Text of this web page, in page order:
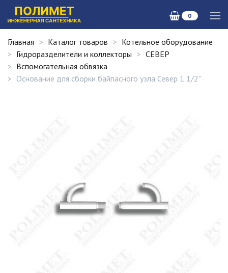
0
Главная Каталог товаров
Котельное оборудование
Гидроразделители и коллекторы
СЕВЕР
Вспомогательная обвязка
Основание для сборки байпасного узла Север 1 1/2"